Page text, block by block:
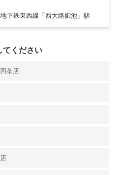
下鉄東西線「西大路御池」駅
てください
条店